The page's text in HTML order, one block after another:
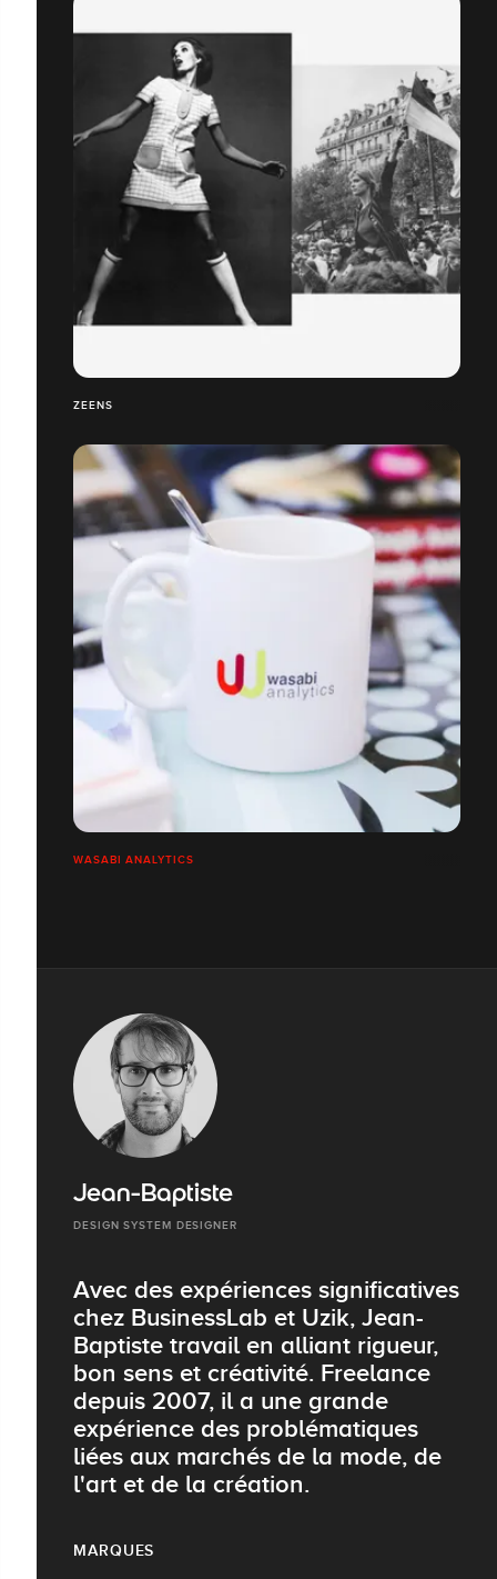
ZEENS
WASABI ANALYTICS
Jean-Baptiste
DESIGN SYSTEM DESIGNER
Avec des expériences significatives
chez BusinessLab et Uzik, Jean-
Baptiste travail en alliant rigueur,
bon sens et créativité. Freelance
depuis 2007, il a une grande
expérience des problématiques
liées aux marchés de la mode, de
l'art et de la création.
MARQUES